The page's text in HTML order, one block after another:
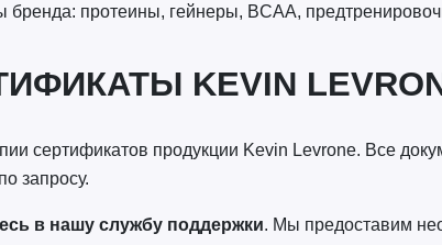
протеины, гейнеры, BCAA,
KEVIN
сертификатов продукции Kevin Levrone. Все
запросу.
в нашу службу поддержки. Мы предоставим